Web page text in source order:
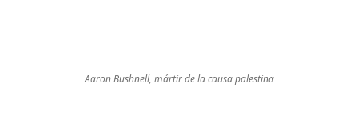
Aaron Bushnell, mártir de la causa palestina